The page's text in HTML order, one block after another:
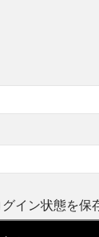
グイン状態を保